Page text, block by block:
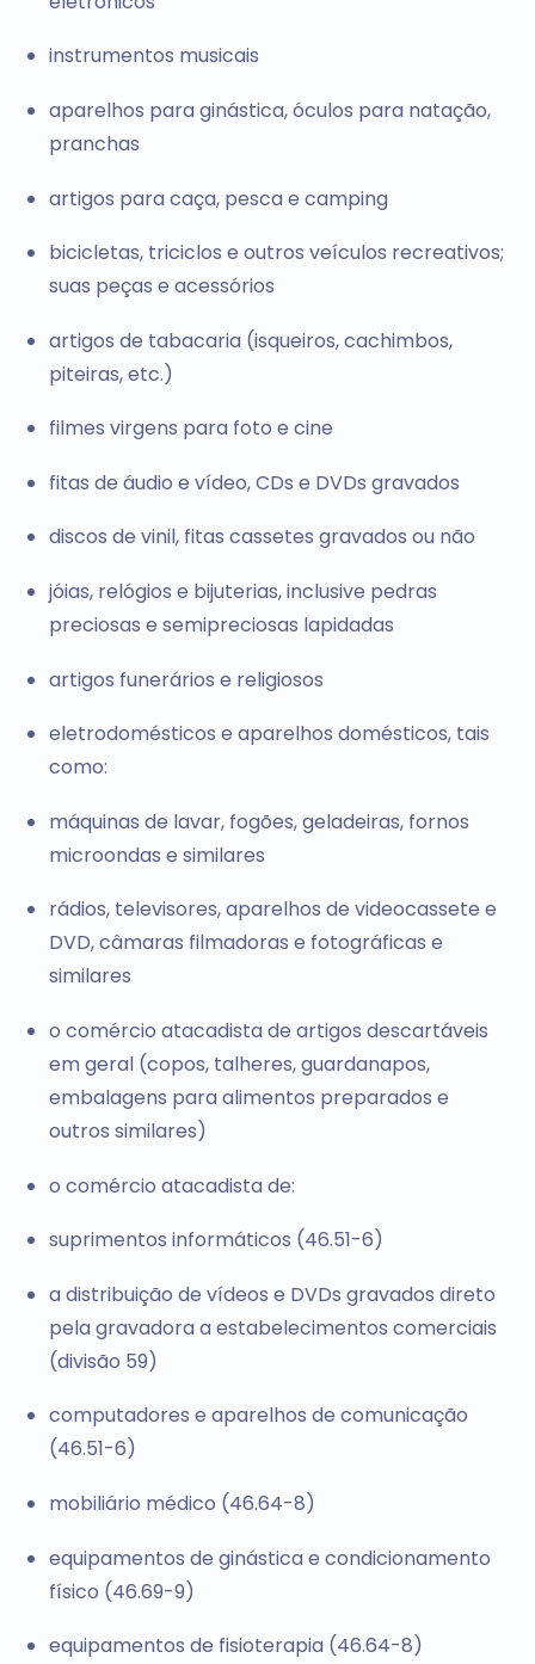
instrumentos musicais
aparelhos para ginástica, óculos para natação,
pranchas
artigos para caça, pesca e camping
bicicletas, triciclos e outros veículos recreativos;
suas peças e acessórios
artigos de tabacaria (isqueiros, cachimbos,
piteiras, etc.)
filmes virgens para foto e cine
fitas de áudio e vídeo, CDs e DVDs gravados
discos de vinil, fitas cassetes gravados ou não
jóias, relógios e bijuterias, inclusive pedras
preciosas e semipreciosas lapidadas
artigos funerários e religiosos
eletrodomésticos e aparelhos domésticos, tais
como:
máquinas de lavar, fogões, geladeiras, fornos
microondas e similares
rádios, televisores, aparelhos de videocassete e
DVD, câmaras filmadoras e fotográficas e
similares
o comércio atacadista de artigos descartáveis
em geral (copos, talheres, guardanapos,
embalagens para alimentos preparados e
outros similares)
o comércio atacadista de:
suprimentos informáticos (46.51-6)
a distribuição de vídeos e DVDs gravados direto
pela gravadora a estabelecimentos comerciais
(divisão 59)
computadores e aparelhos de comunicação
(46.51-6)
mobiliário médico (46.64-8)
equipamentos de ginástica e condicionamento
físico (46.69-9)
equipamentos de fisioterapia (46.64-8)